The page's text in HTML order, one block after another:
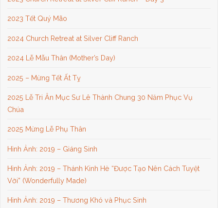
2023 Tết Quý Mão
2024 Church Retreat at Silver Cliff Ranch
2024 Lễ Mẫu Thân (Mother’s Day)
2025 – Mừng Tết Ất Tỵ
2025 Lễ Tri Ân Mục Sư Lê Thành Chung 30 Năm Phục Vụ
Chúa
2025 Mừng Lễ Phụ Thân
Hình Ảnh: 2019 – Giáng Sinh
Hình Ảnh: 2019 – Thánh Kinh Hè “Được Tạo Nên Cách Tuyệt
Vời” (Wonderfully Made)
Hình Ảnh: 2019 – Thương Khó và Phục Sinh